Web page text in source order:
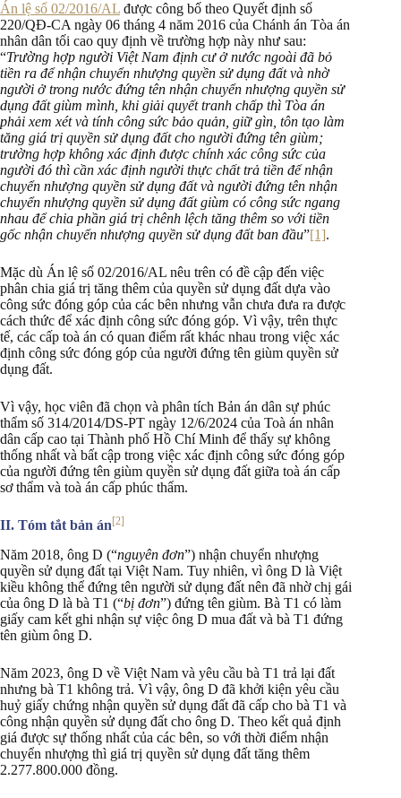
Án lệ số 02/2016/AL được công bố theo Quyết định số
220/QĐ-CA ngày 06 tháng 4 năm 2016 của Chánh án Tòa án
nhân dân tối cao quy định về trường hợp này như sau:
“Trường hợp người Việt Nam định cư ở nước ngoài đã bỏ
tiền ra để nhận chuyển nhượng quyền sử dụng đất và nhờ
người ở trong nước đứng tên nhận chuyển nhượng quyền sử
dụng đất giùm mình, khi giải quyết tranh chấp thì Tòa án
phải xem xét và tính công sức bảo quản, giữ gìn, tôn tạo làm
tăng giá trị quyền sử dụng đất cho người đứng tên giùm;
trường hợp không xác định được chính xác công sức của
người đó thì cần xác định người thực chất trả tiền để nhận
chuyển nhượng quyền sử dụng đất và người đứng tên nhận
chuyển nhượng quyền sử dụng đất giùm có công sức ngang
nhau để chia phần giá trị chênh lệch tăng thêm so với tiền
gốc nhận chuyển nhượng quyền sử dụng đất ban đầu”[1].
Mặc dù Án lệ số 02/2016/AL nêu trên có đề cập đến việc
phân chia giá trị tăng thêm của quyền sử dụng đất dựa vào
công sức đóng góp của các bên nhưng vẫn chưa đưa ra được
cách thức để xác định công sức đóng góp. Vì vậy, trên thực
tế, các cấp toà án có quan điểm rất khác nhau trong việc xác
định công sức đóng góp của người đứng tên giùm quyền sử
dụng đất.
Vì vậy, học viên đã chọn và phân tích Bản án dân sự phúc
thẩm số 314/2014/DS-PT ngày 12/6/2024 của Toà án nhân
dân cấp cao tại Thành phố Hồ Chí Minh để thấy sự không
thống nhất và bất cập trong việc xác định công sức đóng góp
của người đứng tên giùm quyền sử dụng đất giữa toà án cấp
sơ thẩm và toà án cấp phúc thẩm.
II. Tóm tắt bản án [2]
Năm 2018, ông D (“nguyên đơn”) nhận chuyển nhượng
quyền sử dụng đất tại Việt Nam. Tuy nhiên, vì ông D là Việt
kiều không thể đứng tên người sử dụng đất nên đã nhờ chị gái
của ông D là bà T1 (“bị đơn”) đứng tên giùm. Bà T1 có làm
giấy cam kết ghi nhận sự việc ông D mua đất và bà T1 đứng
tên giùm ông D.
Năm 2023, ông D về Việt Nam và yêu cầu bà T1 trả lại đất
nhưng bà T1 không trả. Vì vậy, ông D đã khởi kiện yêu cầu
huỷ giấy chứng nhận quyền sử dụng đất đã cấp cho bà T1 và
công nhận quyền sử dụng đất cho ông D. Theo kết quả định
giá được sự thống nhất của các bên, so với thời điểm nhận
chuyển nhượng thì giá trị quyền sử dụng đất tăng thêm
2.277.800.000 đồng.